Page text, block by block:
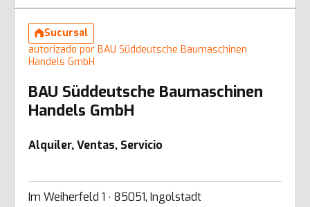
Sucursal
autorizado por BAU Süddeutsche Baumaschinen
Handels GmbH
BAU Süddeutsche Baumaschinen
Handels GmbH
Alquiler, Ventas, Servicio
Im Weiherfeld 1 ∙ 85051, Ingolstadt